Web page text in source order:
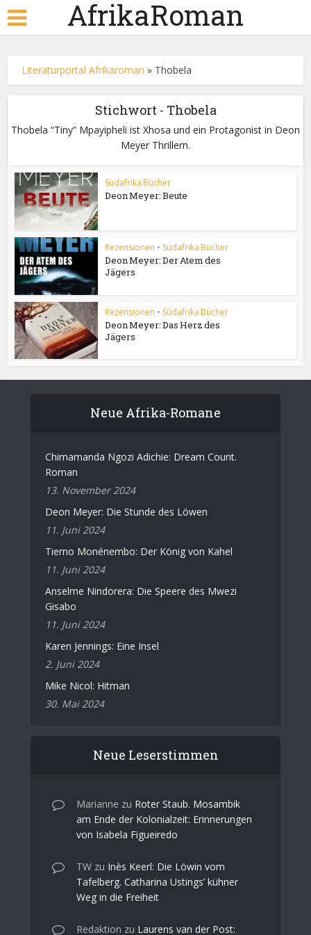
AfrikaRoman
Literaturportal Afrikaroman » Thobela
Stichwort - Thobela
Thobela “Tiny” Mpayipheli ist Xhosa und ein Protagonist in Deon
Meyer Thrillern.
Südafrika Bücher
Deon Meyer: Beute
Rezensionen • Südafrika Bücher
Deon Meyer: Der Atem des
Jägers
Rezensionen • Südafrika Bücher
Deon Meyer: Das Herz des
Jägers
Neue Afrika-Romane
Chimamanda Ngozi Adichie: Dream Count.
Roman
13. November 2024
Deon Meyer: Die Stunde des Löwen
11. Juni 2024
Tierno Monénembo: Der König von Kahel
11. Juni 2024
Anselme Nindorera: Die Speere des Mwezi
Gisabo
11. Juni 2024
Karen Jennings: Eine Insel
2. Juni 2024
Mike Nicol: Hitman
30. Mai 2024
Neue Leserstimmen
Marianne zu Roter Staub. Mosambik
am Ende der Kolonialzeit: Erinnerungen
von Isabela Figueiredo
TW zu Inès Keerl: Die Löwin vom
Tafelberg. Catharina Ustings’ kühner
Weg in die Freiheit
Redaktion zu Laurens van der Post: